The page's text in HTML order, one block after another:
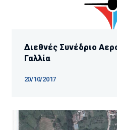
Διεθνές Συνέδριο
Γαλλία
20/10/2017